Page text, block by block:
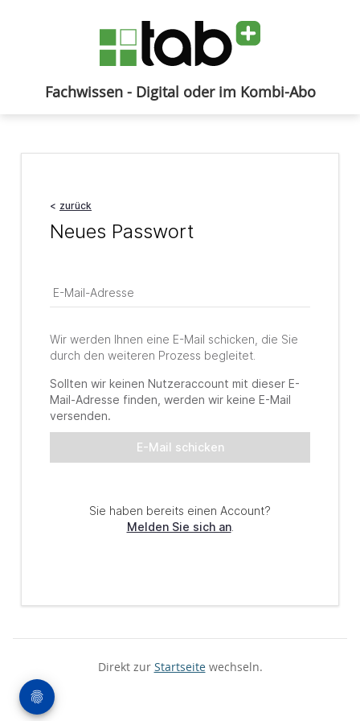
Fachwissen - Digital oder im Kombi-Abo
Direkt zur Startseitewechseln.